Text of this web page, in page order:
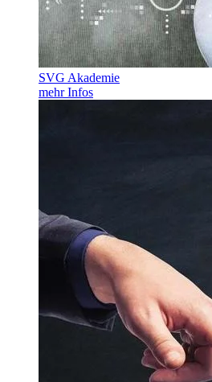
SVG Akademie
mehr Infos